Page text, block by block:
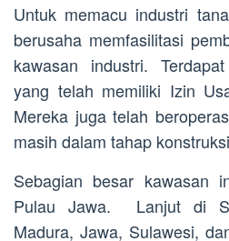
Untuk memacu industri
berusaha memfasilitasi
kawasan industri.
yang telah memiliki Izin
Mereka juga telah
masih dalam tahap
Sebagian besar kawasan
Pulau Jawa. Lanjut di
Madura, Jawa, Sulawesi,